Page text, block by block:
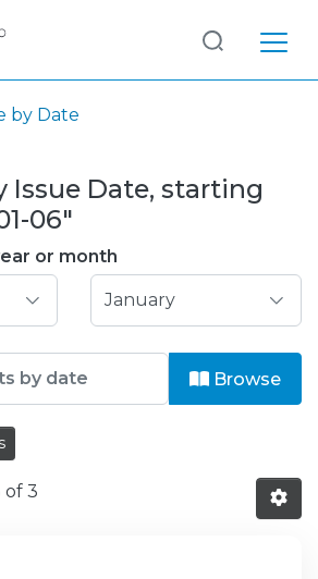
by Date
Issue Date, starting
06"
or month
Browse
of 3